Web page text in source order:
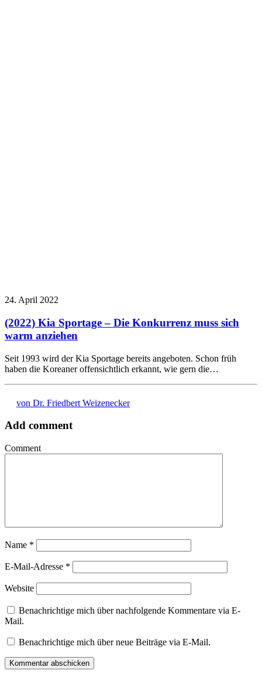
24. April 2022
(2022) Kia Sportage – Die Konkurrenz muss sich
warm anziehen
Seit 1993 wird der Kia Sportage bereits angeboten. Schon früh
haben die Koreaner offensichtlich erkannt, wie gern die…
von Dr. Friedbert Weizenecker
Add comment
Comment
Name *
E-Mail-Adresse *
Website
Benachrichtige mich über nachfolgende Kommentare via E-
Mail.
Benachrichtige mich über neue Beiträge via E-Mail.